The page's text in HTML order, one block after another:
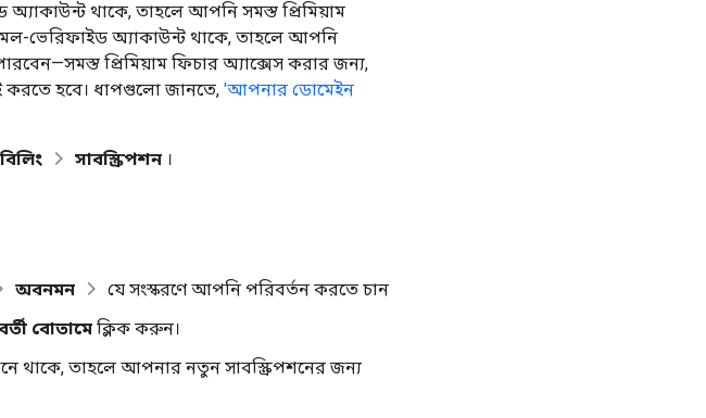
থাকে, তাহলে আপনি সমস্ত প্রিমিয়াম
ভেরিফাইড অ্যাকাউন্ট থাকে, তাহলে আপনি
প্রিমিয়াম ফিচার অ্যাক্সেস করার জন্য,
হবে। ধাপগুলো জানতে, 'আপনার ডোমেইন
বিলিং সাবস্ক্রিপশন ।
অবনমন
যে সংস্করণে আপনি পরিবর্তন করতে চান
বোতামে ক্লিক করুন।
থাকে, তাহলে আপনার নতুন সাবস্ক্রিপশনের জন্য